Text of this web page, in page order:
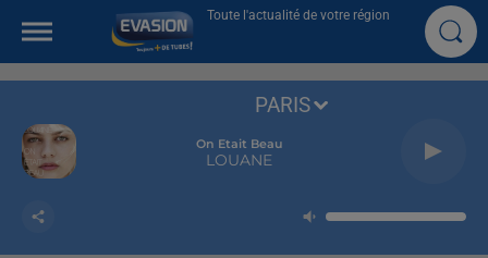
Toute l'actualité de votre région
On Etait Beau
LOUANE
PARIS